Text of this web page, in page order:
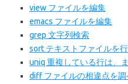
view ファイルを編集
emacs ファイルを編集
grep 文字列検索
sort テキストファイルを
uniq 重複している行は、
diff ファイルの相違点を調